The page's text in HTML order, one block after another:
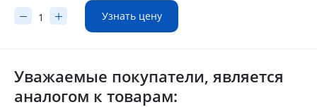
Узнать цену
Уважаемые покупатели, является
аналогом к товарам: